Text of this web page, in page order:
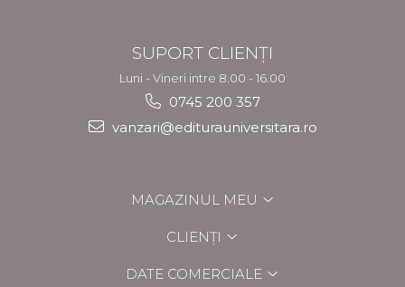
SUPORT CLIENȚI
Luni - Vineri intre 8.00 - 16.00
0745 200 357
vanzari@editurauniversitara.ro
MAGAZINUL MEU
CLIENȚI
DATE COMERCIALE